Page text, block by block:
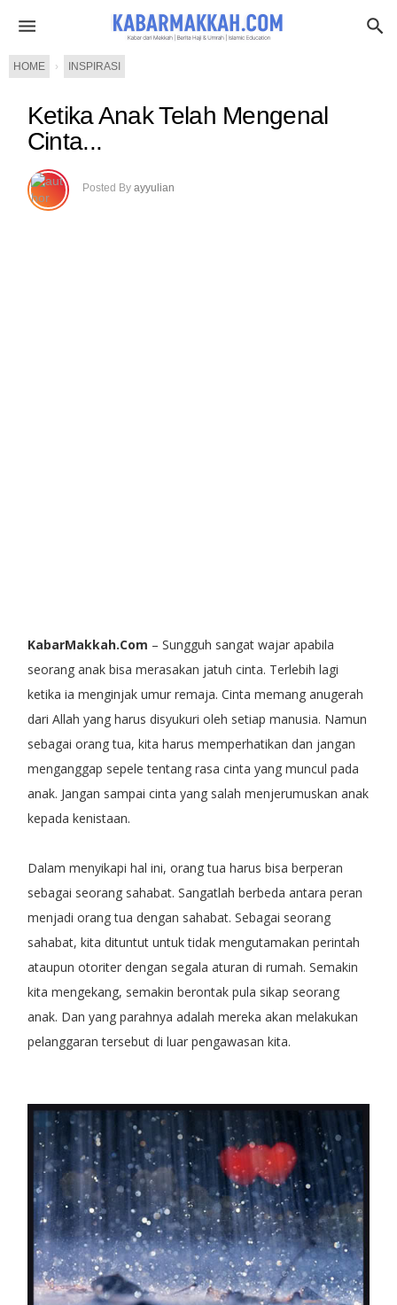
HOME › INSPIRASI
Ketika Anak Telah Mengenal
Cinta...
Posted By ayyulian
KabarMakkah.Com – Sungguh sangat wajar apabila
seorang anak bisa merasakan jatuh cinta. Terlebih lagi
ketika ia menginjak umur remaja. Cinta memang anugerah
dari Allah yang harus disyukuri oleh setiap manusia. Namun
sebagai orang tua, kita harus memperhatikan dan jangan
menganggap sepele tentang rasa cinta yang muncul pada
anak. Jangan sampai cinta yang salah menjerumuskan anak
kepada kenistaan.
Dalam menyikapi hal ini, orang tua harus bisa berperan
sebagai seorang sahabat. Sangatlah berbeda antara peran
menjadi orang tua dengan sahabat. Sebagai seorang
sahabat, kita dituntut untuk tidak mengutamakan perintah
ataupun otoriter dengan segala aturan di rumah. Semakin
kita mengekang, semakin berontak pula sikap seorang
anak. Dan yang parahnya adalah mereka akan melakukan
pelanggaran tersebut di luar pengawasan kita.